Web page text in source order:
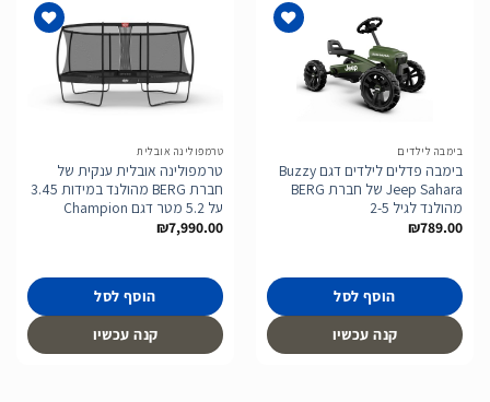
בימבה לילדים
בימבה פדלים לילדים דגם Buzzy
Jeep Sahara של חברת BERG
מהולנד לגיל 2-5
₪789.00
הוסף לסל
קנה עכשיו
טרמפולינה אובלית
טרמפולינה אובלית ענקית של
חברת BERG מהולנד במידות 3.45
על 5.2 מטר דגם Champion
₪7,990.00
הוסף לסל
קנה עכשיו